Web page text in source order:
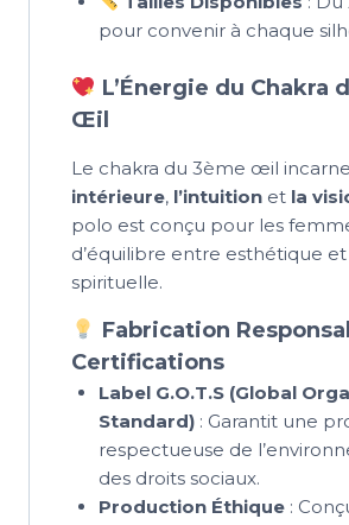
pour convenir à chaque
L’Énergie du Chakra
Œil
Le chakra du 3ème œil
intérieure, l’intuition et la
polo est conçu pour les
d’équilibre entre esthétique
spirituelle.
Fabrication
Certifications
Label G.O.T.S (Global
Standard): Garantit une
respectueuse de
des droits sociaux.
Production Éthique: